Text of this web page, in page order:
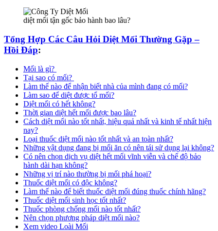
diệt mối tận gốc bảo hành bao lâu?
Tổng Hợp Các Câu Hỏi Diệt Mối Thường Gặp –
Hồi Đáp:
Mối là gì?
Tại sao có mối?
Làm thế nào để nhận biết nhà của mình đang có mối?
Làm sao để diệt được tổ mối?
Diệt mối có hết không?
Thời gian diệt hết mối được bao lâu?
Cách diệt mối nào tốt nhất, hiệu quả nhất và kinh tế nhất hiện
nay?
Loại thuốc diệt mối nào tốt nhất và an toàn nhất?
Những vật dụng đang bị mối ăn có nên tái sử dụng lại không?
Có nên chọn dịch vụ diệt hết mối vĩnh viễn và chế độ bảo
hành dài hạn không?
Những vị trí nào thường bị mối phá hoại?
Thuốc diệt mối có độc không?
Làm thế nào để biết thuốc diệt mối đúng thuốc chính hãng?
Thuốc diệt mối sinh học tốt nhất?
Thuốc phòng chống mối nào tốt nhất?
Nên chọn phương pháp diệt mối nào?
Xem video Loài Mối